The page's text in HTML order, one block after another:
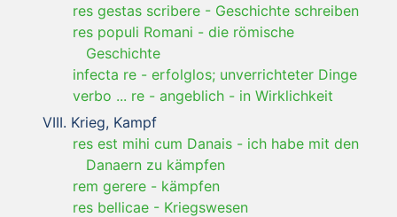
res gestas scribere - Geschichte schreiben
res populi Romani - die römische
Geschichte
infecta re - erfolglos; unverrichteter Dinge
verbo ... re - angeblich - in Wirklichkeit
Krieg, Kampf
res est mihi cum Danais - ich habe mit den
Danaern zu kämpfen
rem gerere - kämpfen
res bellicae - Kriegswesen